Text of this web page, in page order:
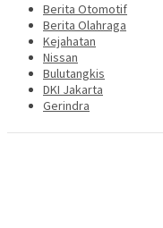
Berita Otomotif
Berita Olahraga
Kejahatan
Nissan
Bulutangkis
DKI Jakarta
Gerindra